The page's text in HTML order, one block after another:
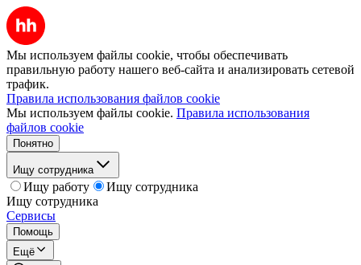
Мы используем файлы cookie, чтобы обеспечивать
правильную работу нашего веб-сайта и анализировать сетевой
трафик.
Правила использования файлов cookie
Мы используем файлы cookie. Правила использования
файлов cookie
Понятно
Ищу сотрудника
Ищу работу
Ищу сотрудника
Ищу сотрудника
Сервисы
Помощь
Ещё